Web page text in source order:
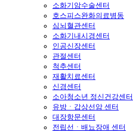
소화기암수술센터
호스피스완화의료병동
심뇌혈관센터
소화기내시경센터
인공신장센터
관절센터
척추센터
재활치료센터
신경센터
소아청소년 정신건강센터
유방ㆍ갑상선암 센터
대장항문센터
전립선ㆍ배뇨장애 센터